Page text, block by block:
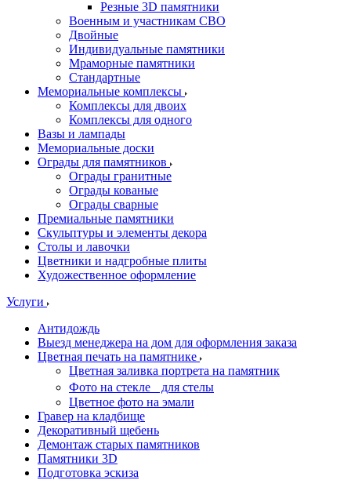
Резные 3D памятники
Военным и участникам СВО
Двойные
Индивидуальные памятники
Мраморные памятники
Стандартные
Мемориальные комплексы
Комплексы для двоих
Комплексы для одного
Вазы и лампады
Мемориальные доски
Ограды для памятников
Ограды гранитные
Ограды кованые
Ограды сварные
Премиальные памятники
Скульптуры и элементы декора
Столы и лавочки
Цветники и надгробные плиты
Художественное оформление
Услуги
Антидождь
Выезд менеджера на дом для оформления заказа
Цветная печать на памятнике
Цветная заливка портрета на памятник
Фото на стекле для стелы
Цветное фото на эмали
Гравер на кладбище
Декоративный щебень
Демонтаж старых памятников
Памятники 3D
Подготовка эскиза